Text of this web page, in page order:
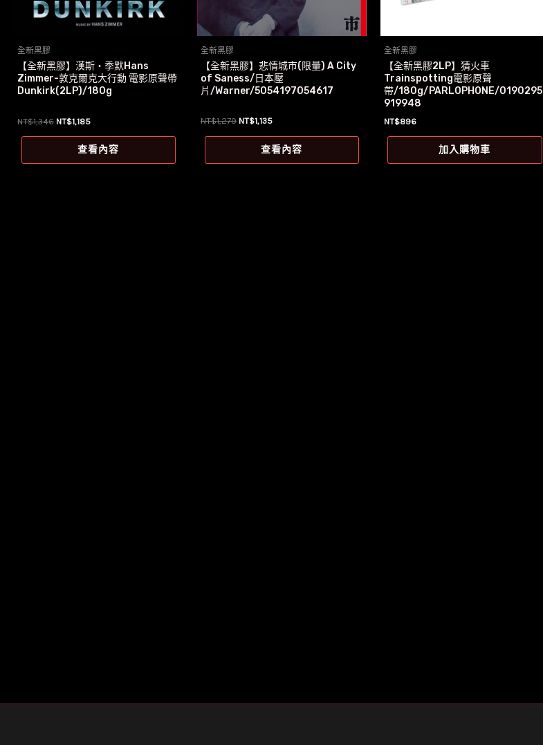
全新黑膠
【全新黑膠】漢斯‧季默Hans
Zimmer-敦克爾克大行動 電影原聲帶
Dunkirk(2LP)/180g
NT$1,346 原
NT$1,346。
NT$1,185目
價
格：
NT$1,185。
查看內容
全新黑膠
【全新黑膠】悲情城市(限量) A City
of Saness/日本壓
片/Warner/5054197054617
NT$1,279 原
NT$1,279。
NT$1,135目
價
格：
NT$1,135。
查看內容
全新黑膠
【全新黑膠2LP】猜火車
Trainspotting電影原聲
帶/180g/PARLOPHONE/0190295
919948
NT$896
加入購物車